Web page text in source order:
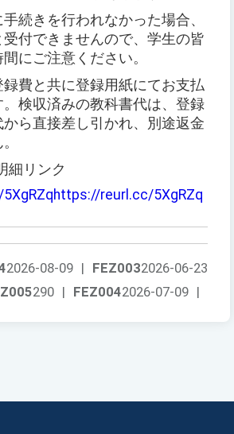
続きを行われなかった場合、
付できませんので、学生の皆
にご注意ください。
録費と共に登録用紙にてお支払
検収済みの教科書代は、登録
ら直接差し引かれ、別途返金
細リンク
reurl.cc/5XgRZq
FEZ0032026-06-23
2026-08-09 |
FEZ0042026-07-09 |
290 |